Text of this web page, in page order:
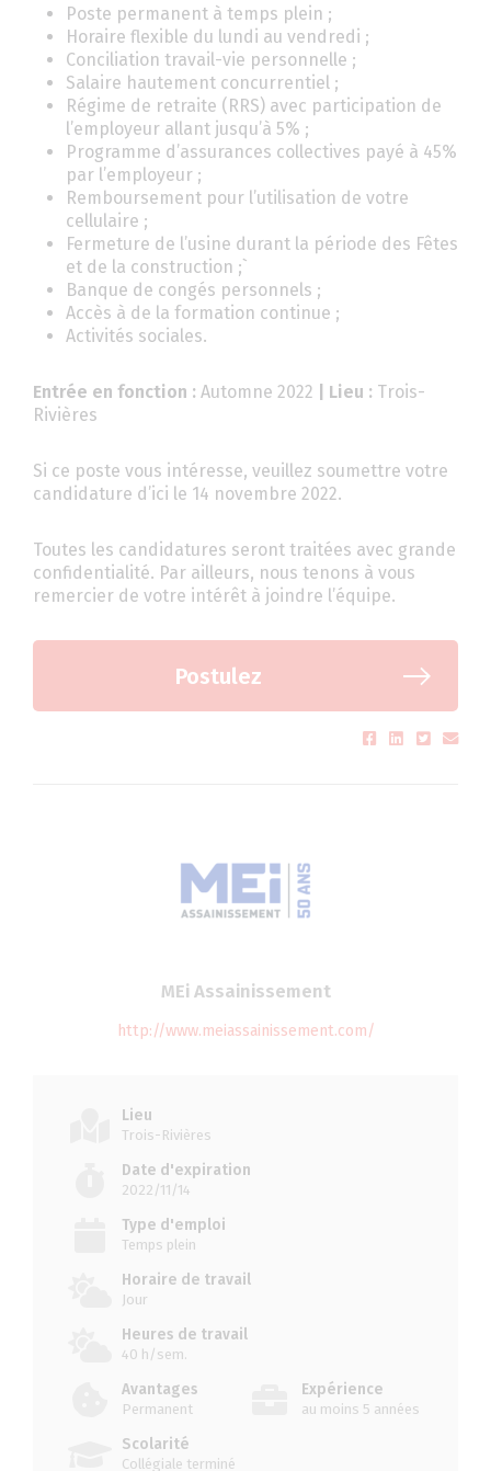
Poste permanent à temps plein ;
Horaire flexible du lundi au vendredi ;
Conciliation travail-vie personnelle ;
Salaire hautement concurrentiel ;
Régime de retraite (RRS) avec participation de
l’employeur allant jusqu’à 5% ;
Programme d’assurances collectives payé à 45%
par l’employeur ;
Remboursement pour l’utilisation de votre
cellulaire ;
Fermeture de l’usine durant la période des Fêtes
et de la construction ;`
Banque de congés personnels ;
Accès à de la formation continue ;
Activités sociales.
Entrée en fonction : Automne 2022 | Lieu : Trois-
Rivières
Si ce poste vous intéresse, veuillez soumettre votre
candidature d’ici le 14 novembre 2022.
Toutes les candidatures seront traitées avec grande
confidentialité. Par ailleurs, nous tenons à vous
remercier de votre intérêt à joindre l’équipe.
Postulez
MEi Assainissement
http://www.meiassainissement.com/
Lieu
Trois-Rivières
Date d'expiration
2022/11/14
Type d'emploi
Temps plein
Horaire de travail
Jour
Heures de travail
40 h/sem.
Avantages
Permanent
Expérience
au moins 5 années
Scolarité
Collégiale terminé